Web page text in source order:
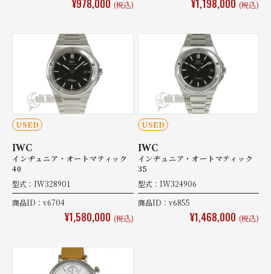
¥978,000 (税込) ¥1,198,000 (税込)
USED
IWC
インヂュニア・オートマティック
40
型式：IW328901
商品ID：v6704
¥1,580,000 (税込)
USED
IWC
インヂュニア・オートマティック
35
型式：IW324906
商品ID：v6855
¥1,468,000 (税込)